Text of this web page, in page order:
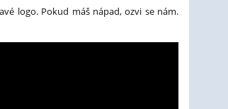
logo. Pokud máš nápad, ozvi se nám.